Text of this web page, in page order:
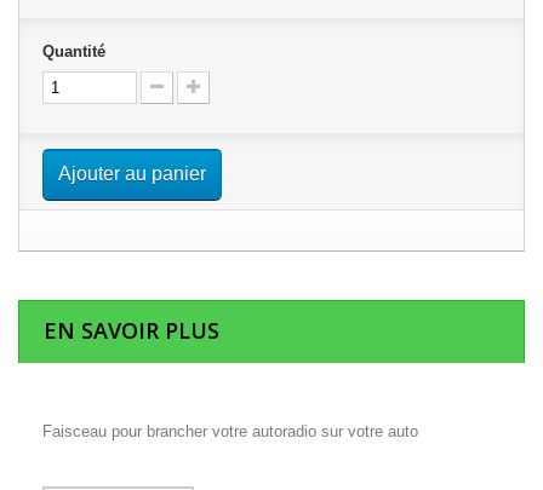
Quantité
Ajouter au panier
EN SAVOIR PLUS
Faisceau pour brancher votre autoradio sur votre auto